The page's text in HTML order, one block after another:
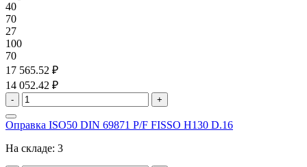
40
70
27
100
70
17 565.52 ₽
14 052.42 ₽
- +
Оправка ISO50 DIN 69871 P/F FISSO H130 D.16
На складе: 3